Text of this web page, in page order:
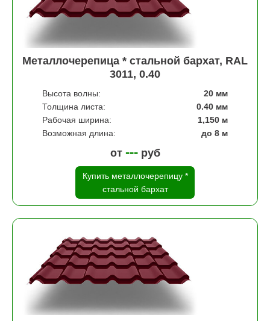
Металлочерепица * стальной бархат, RAL
3011, 0.40
Высота волны:
20 мм
Толщина листа:
0.40 мм
Рабочая ширина:
1,150 м
Возможная длина:
до 8 м
от ---руб
Купить металлочерепицу *
стальной бархат